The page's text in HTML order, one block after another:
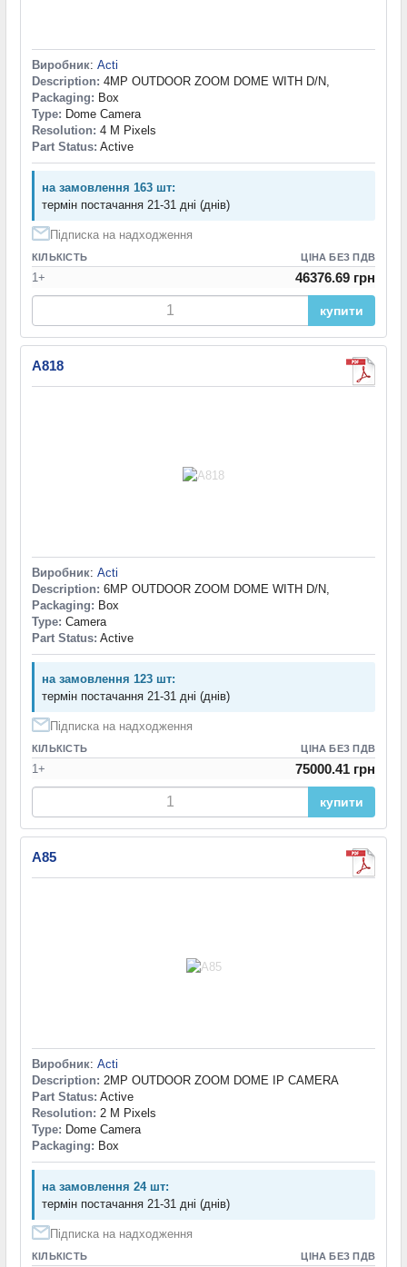
Виробник: Acti
Description: 4MP OUTDOOR ZOOM DOME WITH D/N,
Packaging: Box
Type: Dome Camera
Resolution: 4 M Pixels
Part Status: Active
на замовлення 163 шт:
термін постачання 21-31 дні (днів)
Підписка на надходження
КІЛЬКІСТЬ ЦІНА БЕЗ ПДВ
1+ 46376.69 грн
купити
A818
Виробник: Acti
Description: 6MP OUTDOOR ZOOM DOME WITH D/N,
Packaging: Box
Type: Camera
Part Status: Active
на замовлення 123 шт:
термін постачання 21-31 дні (днів)
Підписка на надходження
КІЛЬКІСТЬ ЦІНА БЕЗ ПДВ
1+ 75000.41 грн
купити
A85
Виробник: Acti
Description: 2MP OUTDOOR ZOOM DOME IP CAMERA
Part Status: Active
Resolution: 2 M Pixels
Type: Dome Camera
Packaging: Box
на замовлення 24 шт:
термін постачання 21-31 дні (днів)
Підписка на надходження
КІЛЬКІСТЬ ЦІНА БЕЗ ПДВ